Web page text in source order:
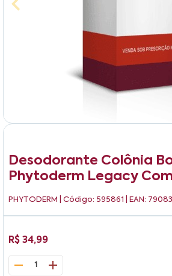
Desodorante Colônia
Phytoderm Legacy
PHYTODERM | Código: 595861 | EAN:
R$ 34,99
1